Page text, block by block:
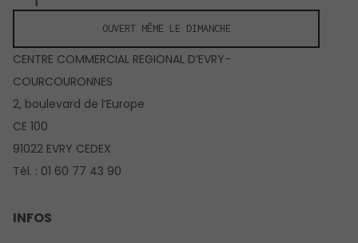
OUVERT MÊME LE DIMANCHE
CENTRE COMMERCIAL REGIONAL D’EVRY-
COURCOURONNES
2, boulevard de l’Europe
CE 100
91022 EVRY CEDEX
Tél. : 01 60 77 43 90
INFOS